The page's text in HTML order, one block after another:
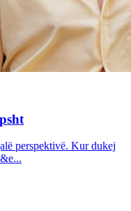
perspektivë. Kur dukej